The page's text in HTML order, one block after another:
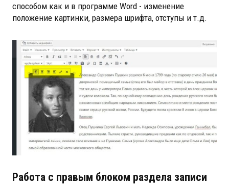
способом как и в программе Word - изменение
положение картинки, размера шрифта, отступы и т.д.
Работа с правым блоком раздела записи